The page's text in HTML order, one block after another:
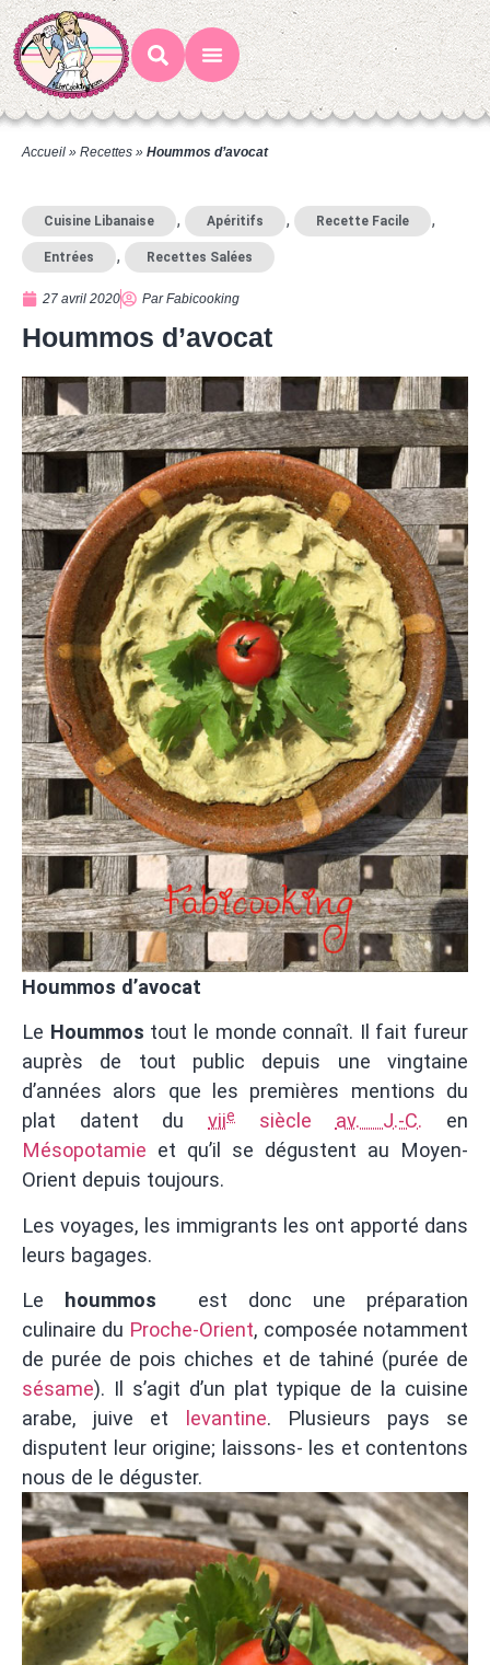
Accueil » Recettes » Hoummos d’avocat
Cuisine Libanaise , Apéritifs , Recette Facile ,
Entrées , Recettes Salées
27 avril 2020 ParFabicooking
Hoummos d’avocat
Hoummos d’avocat
Le Hoummos tout le monde connaît. Il fait fureur
auprès de tout public depuis une vingtaine
d’années alors que les premières mentions du
plat datent duviie siècle av. J.-C. en
Mésopotamie et qu’il se dégustent au Moyen-
Orient depuis toujours.
Les voyages, les immigrants les ont apporté dans
leurs bagages.
Le
hoummos est donc une préparation
culinaire du Proche-Orient, composée notamment
de purée de pois chiches et de tahiné (purée de
sésame). Il s’agit d’un plat typique de la cuisine
arabe, juive et
levantine. Plusieurs pays se
disputent leur origine; laissons- les et contentons
nous de le déguster.